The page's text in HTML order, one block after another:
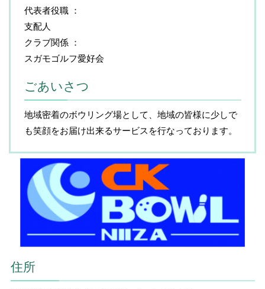
住所
代表者役職
支配人
クラブ関係
スガモゴルフ愛好会
ごあいさつ
地域密着のボウリング場として、地域の皆様に少しで
も笑顔をお届け出来るサービスを行なっております。